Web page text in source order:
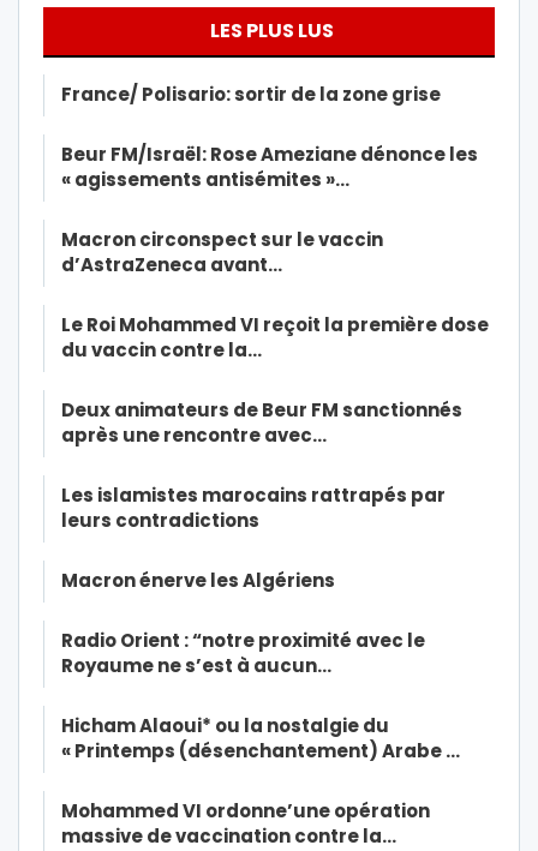
LES PLUS LUS
France/ Polisario: sortir de la zone grise
Beur FM/Israël: Rose Ameziane dénonce les
« agissements antisémites »…
Macron circonspect sur le vaccin
d’AstraZeneca avant…
Le Roi Mohammed VI reçoit la première dose
du vaccin contre la…
Deux animateurs de Beur FM sanctionnés
après une rencontre avec…
Les islamistes marocains rattrapés par
leurs contradictions
Macron énerve les Algériens
Radio Orient : “notre proximité avec le
Royaume ne s’est à aucun…
Hicham Alaoui* ou la nostalgie du
« Printemps (désenchantement) Arabe …
Mohammed VI ordonne’une opération
massive de vaccination contre la…